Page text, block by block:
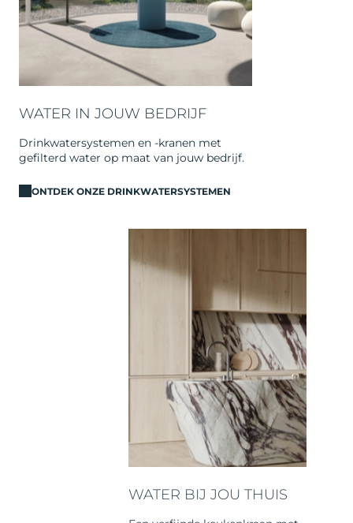
WATER IN JOUW BEDRIJF
Drinkwatersystemen en -kranen met
gefilterd water op maat van jouw bedrijf.
ONTDEK ONZE DRINKWATERSYSTEMEN
WATER BIJ JOU THUIS